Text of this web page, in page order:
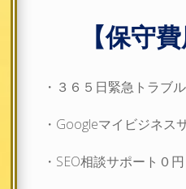
【保守
・３６５日緊急トラブ
・Googleマイビジネス
・SEO相談サポート０円